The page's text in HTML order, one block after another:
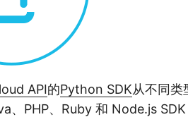
API的Python SDK从不同类
、PHP、Ruby 和 Node.js